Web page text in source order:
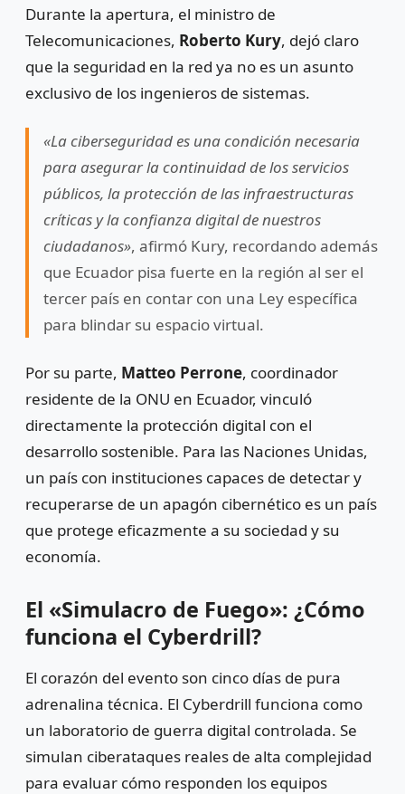
Durante la apertura, el ministro de
Telecomunicaciones, Roberto Kury, dejó claro
que la seguridad en la red ya no es un asunto
exclusivo de los ingenieros de sistemas.
«La ciberseguridad es una condición necesaria
para asegurar la continuidad de los servicios
públicos, la protección de las infraestructuras
críticas y la confianza digital de nuestros
ciudadanos», afirmó Kury, recordando además
que Ecuador pisa fuerte en la región al ser el
tercer país en contar con una Ley específica
para blindar su espacio virtual.
Por su parte, Matteo Perrone, coordinador
residente de la ONU en Ecuador, vinculó
directamente la protección digital con el
desarrollo sostenible. Para las Naciones Unidas,
un país con instituciones capaces de detectar y
recuperarse de un apagón cibernético es un país
que protege eficazmente a su sociedad y su
economía.
El «Simulacro de Fuego»: ¿Cómo
funciona el Cyberdrill?
El corazón del evento son cinco días de pura
adrenalina técnica. El Cyberdrill funciona como
un laboratorio de guerra digital controlada. Se
simulan ciberataques reales de alta complejidad
para evaluar cómo responden los equipos